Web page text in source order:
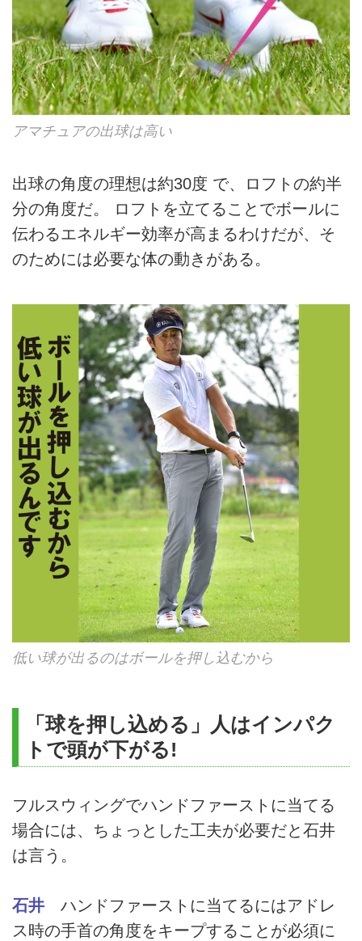
アマチュアの出球は高い
出球の角度の理想は約30度 で、ロフトの約半
分の角度だ。 ロフトを立てることでボールに
伝わるエネルギー効率が高まるわけだが、そ
のためには必要な体の動きがある。
低い球が出るのはボールを押し込むから
「球を押し込める」人はインパク
トで頭が下がる!
フルスウィングでハンドファーストに当てる
場合には、ちょっとした工夫が必要だと石井
は言う。
石井 ハンドファーストに当てるにはアドレ
ス時の手首の角度をキープすることが必須に